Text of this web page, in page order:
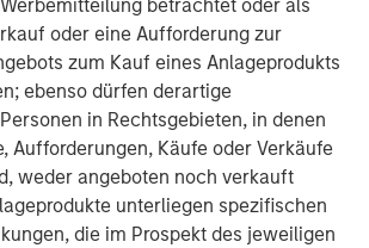
betrachtet oder als
oder eine Aufforderung zur
zum Kauf eines Anlageprodukts
ebenso dürfen derartige
in Rechtsgebieten, in denen
Aufforderungen, Käufe oder Verkäufe
weder angeboten noch verkauft
unterliegen spezifischen
die im Prospekt des jeweiligen
and well established company.
towards our objective of
diversifying the BAST industry
management.
as financial advisor to Morgan
and the management company of
a major advisory role in arranging